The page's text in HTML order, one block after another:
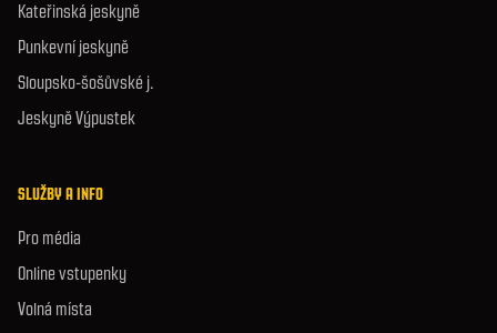
Kateřinská jeskyně
Punkevní jeskyně
Sloupsko-šošůvské j.
Jeskyně Výpustek
SLUŽBY A INFO
Pro média
Online vstupenky
Volná místa